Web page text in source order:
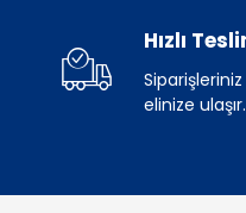
Hızlı
elinize ulaşır.